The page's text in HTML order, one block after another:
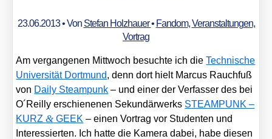
23.06.2013• Von Stefan Holzhauer• Fandom,Veranstaltungen,
Vortrag
Am ver­gan­ge­nen Mitt­woch besuch­te ich dieTech­ni­sche
Uni­ver­si­tät Dort­mund, denn dort hielt Mar­cus Rauch­fuß
von Dai­ly Steam­punk – und einer der Ver­fas­ser des bei
O´Reilly erschie­ne­nen Sekun­där­werks STEAMPUNK –
KURZ& GEEK – einen Vor­trag vor Stu­den­ten und
Inter­es­sier­ten. Ich hat­te die Kame­ra dabei, habe die­sen